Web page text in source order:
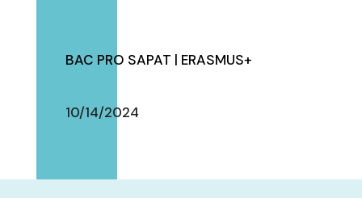
BAC PRO SAPAT | ERASMUS+
10/14/2024